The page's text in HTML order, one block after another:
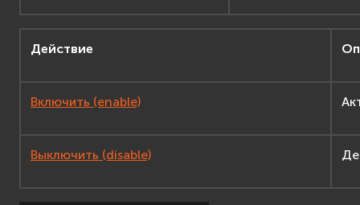
Действие
Включить (enable)
Выключить (disable)